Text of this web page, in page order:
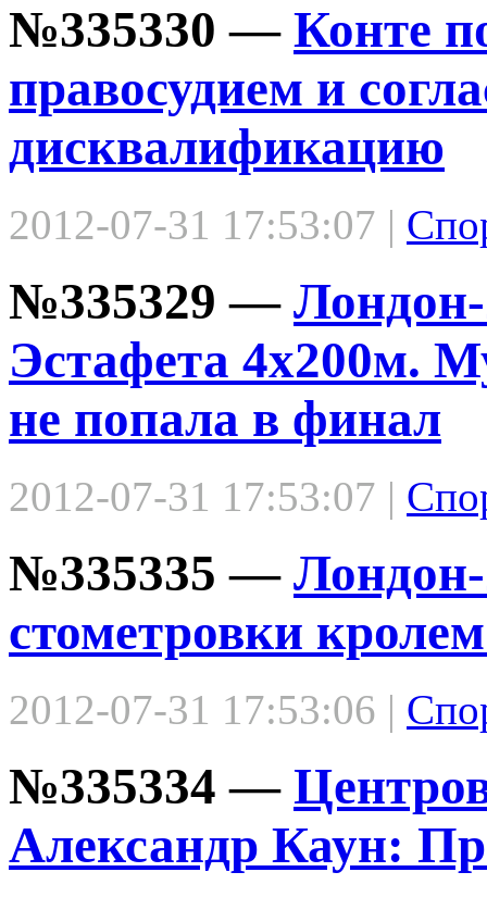
№335330 — Конте
правосудием и
дисквалификацию
2012-07-31 17:53:07 |
№335329 —
Эстафета 4х200м.
не попала в финал
2012-07-31 17:53:07 |
№335335 —
стометровки
2012-07-31 17:53:06 |
№335334 —
Александр Каун: